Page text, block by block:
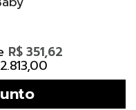
R$ 351,62